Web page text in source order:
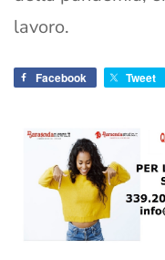
lavoro.
Facebook Tweet